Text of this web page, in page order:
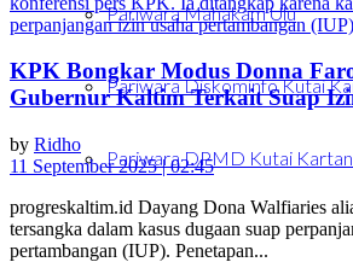
Pariwara Mahakam Ulu
Pariwara Diskominfo Kutai
Pariwara DPMD Kutai
KPK Bongkar Modus Donna
Gubernur Kaltim Terkait Suap
by Ridho
11 September 2025 | 02:45
progreskaltim.id Dayang Dona Walfiaries
tersangka dalam kasus dugaan suap
pertambangan (IUP). Penetapan...